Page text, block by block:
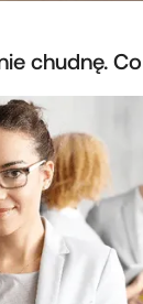
chudnę.